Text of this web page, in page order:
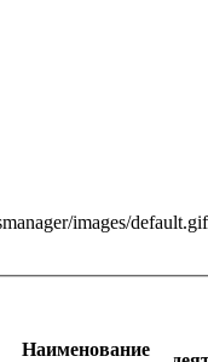
Наименование